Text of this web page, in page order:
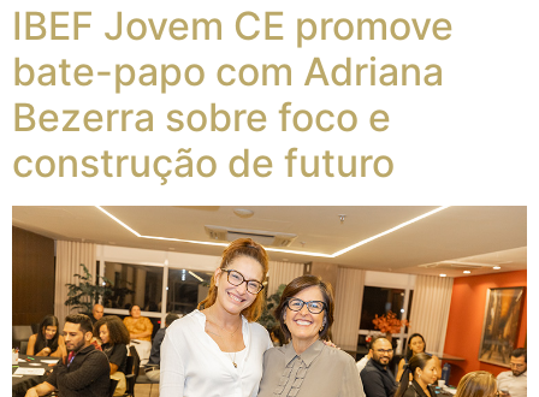
IBEF Jovem CE promove
bate-papo com Adriana
Bezerra sobre foco e
construção de futuro